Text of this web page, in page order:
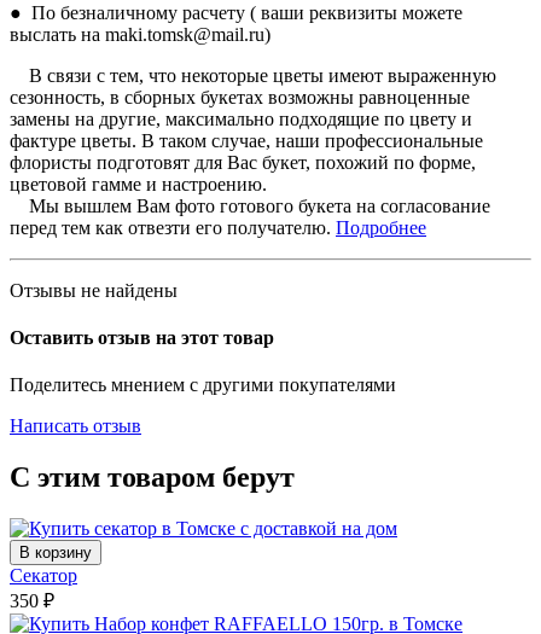
● По безналичному расчету ( ваши реквизиты можете
выслать на maki.tomsk@mail.ru)
В связи с тем, что некоторые цветы имеют выраженную
сезонность, в сборных букетах возможны равноценные
замены на другие, максимально подходящие по цвету и
фактуре цветы. В таком случае, наши профессиональные
флористы подготовят для Вас букет, похожий по форме,
цветовой гамме и настроению.
Мы вышлем Вам фото готового букета на согласование
перед тем как отвезти его получателю. Подробнее
Отзывы не найдены
Оставить отзыв на этот товар
Поделитесь мнением с другими покупателями
Написать отзыв
С этим товаром берут
В корзину
Секатор
350 ₽